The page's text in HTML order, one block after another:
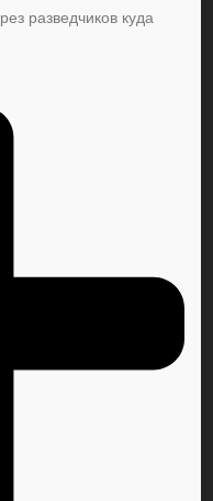
разведчиков куда